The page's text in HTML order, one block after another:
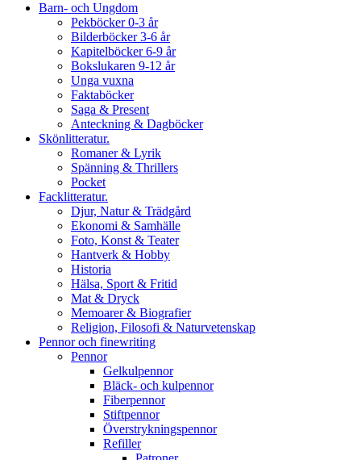
Barn- och Ungdom
Pekböcker 0-3 år
Bilderböcker 3-6 år
Kapitelböcker 6-9 år
Bokslukaren 9-12 år
Unga vuxna
Faktaböcker
Saga & Present
Anteckning & Dagböcker
Skönlitteratur.
Romaner & Lyrik
Spänning & Thrillers
Pocket
Facklitteratur.
Djur, Natur & Trädgård
Ekonomi & Samhälle
Foto, Konst & Teater
Hantverk & Hobby
Historia
Hälsa, Sport & Fritid
Mat & Dryck
Memoarer & Biografier
Religion, Filosofi & Naturvetenskap
Pennor och finewriting
Pennor
Gelkulpennor
Bläck- och kulpennor
Fiberpennor
Stiftpennor
Överstrykningspennor
Refiller